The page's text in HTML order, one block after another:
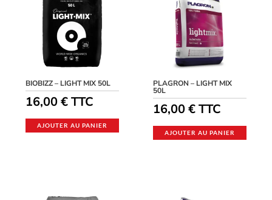
BIOBIZZ – LIGHT MIX 50L
16,00€ TTC
AJOUTER AU PANIER
PLAGRON – LIGHT MIX
50L
16,00€TTC
AJOUTER AU PANIER